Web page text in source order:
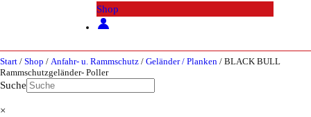
Shop
Start / Shop / Anfahr- u. Rammschutz / Geländer / Planken / BLACK BULL
Rammschutzgeländer- Poller
Suche
×